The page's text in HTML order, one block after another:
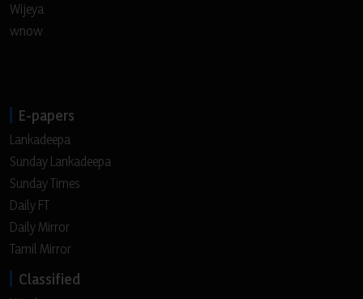
Wijeya
wnow
E-papers
Lankadeepa
Sunday Lankadeepa
Sunday Times
Daily FT
Daily Mirror
Tamil Mirror
Classified